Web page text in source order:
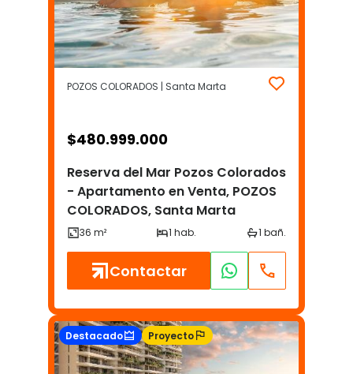
POZOS COLORADOS | Santa Marta
$480.999.000
Reserva del Mar Pozos Colorados
- Apartamento en Venta, POZOS
COLORADOS, Santa Marta
Contactar
Destacado Proyecto